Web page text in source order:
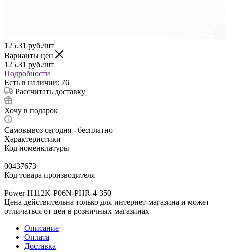
125.31 руб./шт
Варианты цен
125.31 руб./шт
Подробности
Есть в наличии: 76
Рассчитать доставку
Хочу в подарок
Самовывоз сегодня - бесплатно
Характеристики
Код номенклатуры
—
00437673
Код товара производителя
—
Power-H112K-P06N-PHR-4-350
Цена действительна только для интернет-магазина и может
отличаться от цен в розничных магазинах
Описание
Оплата
Доставка